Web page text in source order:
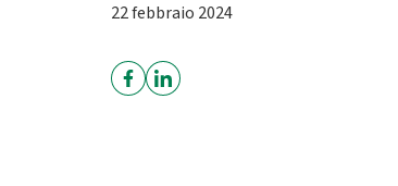
22 febbraio 2024